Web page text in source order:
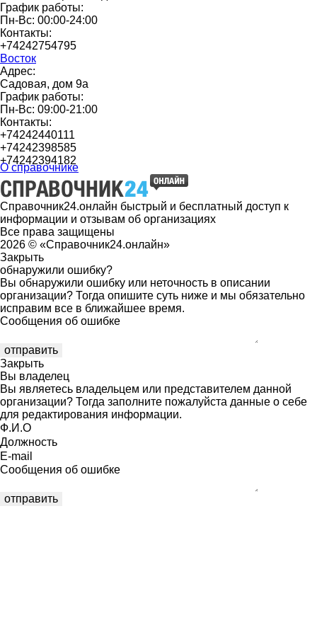
График работы:
Пн-Вс: 00:00-24:00
Контакты:
+74242754795
Восток
Адрес:
Садовая, дом 9а
График работы:
Пн-Вс: 09:00-21:00
Контакты:
+74242440111
+74242398585
+74242394182
О справочнике
Справочник24.онлайн быстрый и бесплатный доступ к
информации и отзывам об организациях
Все права защищены
2026 © «Справочник24.онлайн»
Закрыть
обнаружили ошибку?
Вы обнаружили ошибку или неточность в описании
организации? Тогда опишите суть ниже и мы обязательно
исправим все в ближайшее время.
Сообщения об ошибке
Закрыть
Вы владелец
Вы являетесь владельцем или представителем данной
организации? Тогда заполните пожалуйста данные о себе
для редактирования информации.
Ф.И.О
Должность
E-mail
Сообщения об ошибке